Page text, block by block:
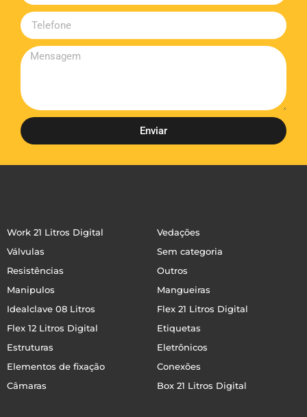
Enviar
Work 21 Litros Digital
Vedações
Válvulas
Sem categoria
Resistências
Outros
Manipulos
Mangueiras
Idealclave 08 Litros
Flex 21 Litros Digital
Flex 12 Litros Digital
Etiquetas
Estruturas
Eletrônicos
Elementos de fixação
Conexões
Câmaras
Box 21 Litros Digital